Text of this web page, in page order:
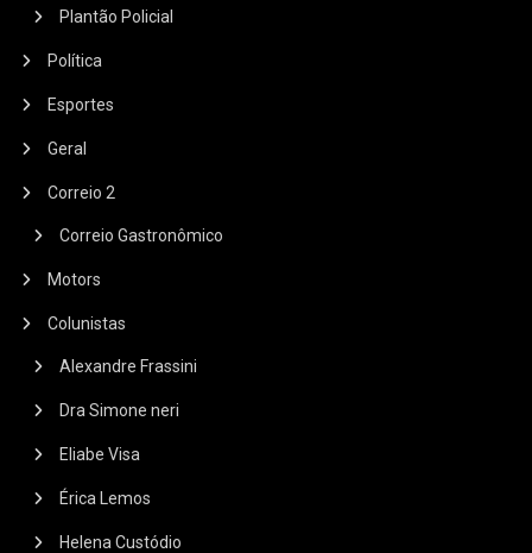
Plantão Policial
Política
Esportes
Geral
Correio 2
Correio Gastronômico
Motors
Colunistas
Alexandre Frassini
Dra Simone neri
Eliabe Visa
Érica Lemos
Helena Custódio